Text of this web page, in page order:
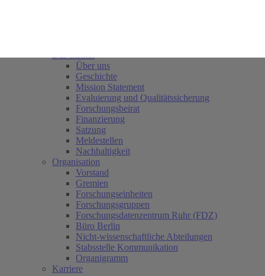
Über uns
Geschichte
Mission Statement
Evaluierung und Qualitätssicherung
Forschungsbeirat
Finanzierung
Satzung
Meldestellen
Nachhaltigkeit
Organisation
Vorstand
Gremien
Forschungseinheiten
Forschungsgruppen
Forschungsdatenzentrum Ruhr (FDZ)
Büro Berlin
Nicht-wissenschaftliche Abteilungen
Stabsstelle Kommunikation
Organigramm
Karriere